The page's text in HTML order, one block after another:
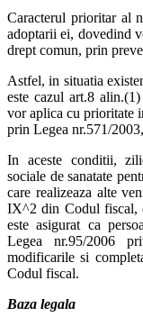
Caracterul prioritar al
adoptarii ei, dovedind
drept comun, prin
Astfel, in situatia
este cazul art.8
vor aplica cu prioritate
prin Legea nr.571/
In aceste conditii,
sociale de sanatate
care realizeaza alte
IX^2 din Codul fiscal,
este asigurat ca
Legea nr.95/2006
modificarile si
Codul fiscal.
Baza legala